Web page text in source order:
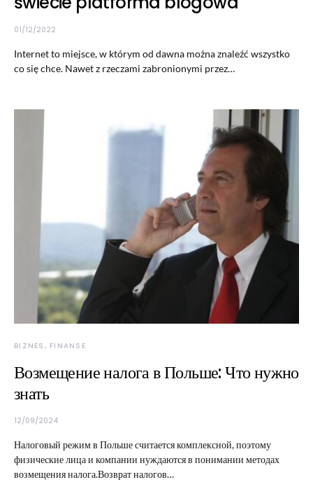
01/12/2022
Internet to miejsce, w którym od dawna można znaleźć wszystko
co się chce. Nawet z rzeczami zabronionymi przez…
BIZNES, FINANSE
Возмещение налога в Польше: Что нужно
знать
12/09/2024
Налоговый режим в Польше считается комплексной, поэтому
физические лица и компании нуждаются в понимании методах
возмещения налога.Возврат налогов…